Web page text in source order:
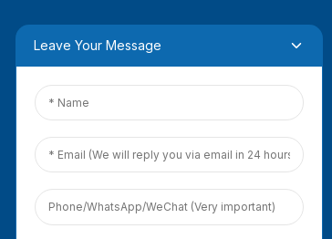
Leave Your Message